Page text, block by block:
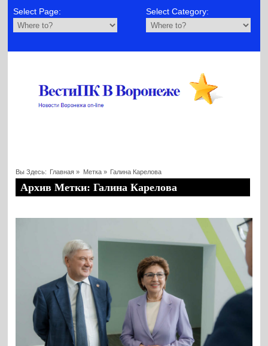
Select Page: Select Category:
Вы Здесь: Главная » Метка » Галина Карелова
Архив Метки: Галина Карелова